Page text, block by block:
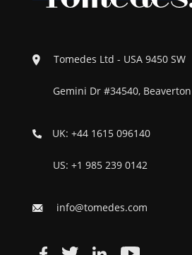
Tomedes Ltd - USA 9450 SW
Gemini Dr #34540, Beaverton
UK: +44 1615 096140
US: +1 985 239 0142
info@tomedes.com